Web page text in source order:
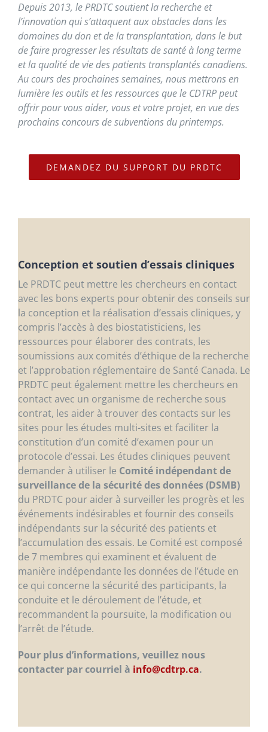
Depuis 2013, le PRDTC soutient la recherche et
l’innovation qui s’attaquent aux obstacles dans les
domaines du don et de la transplantation, dans le but
de faire progresser les résultats de santé à long terme
et la qualité de vie des patients transplantés canadiens.
Au cours des prochaines semaines, nous mettrons en
lumière les outils et les ressources que le CDTRP peut
offrir pour vous aider, vous et votre projet, en vue des
prochains concours de subventions du printemps.
DEMANDEZ DU SUPPORT DU PRDTC
Conception et soutien d’essais cliniques
Le PRDTC peut mettre les chercheurs en contact
avec les bons experts pour obtenir des conseils sur
la conception et la réalisation d’essais cliniques, y
compris l’accès à des biostatisticiens, les
ressources pour élaborer des contrats, les
soumissions aux comités d’éthique de la recherche
et l’approbation réglementaire de Santé Canada. Le
PRDTC peut également mettre les chercheurs en
contact avec un organisme de recherche sous
contrat, les aider à trouver des contacts sur les
sites pour les études multi-sites et faciliter la
constitution d’un comité d’examen pour un
protocole d’essai. Les études cliniques peuvent
demander à utiliser le Comité indépendant de
surveillance de la sécurité des données (DSMB)
du PRDTC pour aider à surveiller les progrès et les
événements indésirables et fournir des conseils
indépendants sur la sécurité des patients et
l’accumulation des essais. Le Comité est composé
de 7 membres qui examinent et évaluent de
manière indépendante les données de l’étude en
ce qui concerne la sécurité des participants, la
conduite et le déroulement de l’étude, et
recommandent la poursuite, la modification ou
l’arrêt de l’étude.
Pour plus d’informations, veuillez nous
contacter par courriel à info@cdtrp.ca.